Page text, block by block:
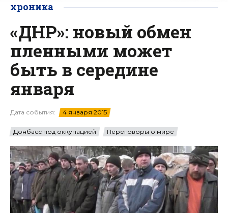
хроника
«ДНР»: новый обмен
пленными может
быть в середине
января
Дата события: 4 января 2015
Донбасс под оккупацией Переговоры о мире